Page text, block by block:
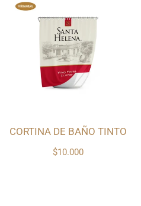
$10.000
CORTINA DE BAÑO TINTO